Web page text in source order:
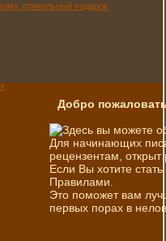
Добро
Здесь вы можете
Для начинающих
рецензентам, открыт
Если Вы хотите
Правилами.
Это поможет вам
первых порах в